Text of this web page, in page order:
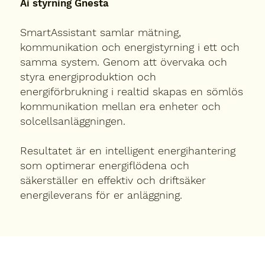
Ai styrning Gnesta
SmartAssistant samlar mätning,
kommunikation och energistyrning i ett och
samma system. Genom att övervaka och
styra energiproduktion och
energiförbrukning i realtid skapas en sömlös
kommunikation mellan era enheter och
solcellsanläggningen.
Resultatet är en intelligent energihantering
som optimerar energiflödena och
säkerställer en effektiv och driftsäker
energileverans för er anläggning.